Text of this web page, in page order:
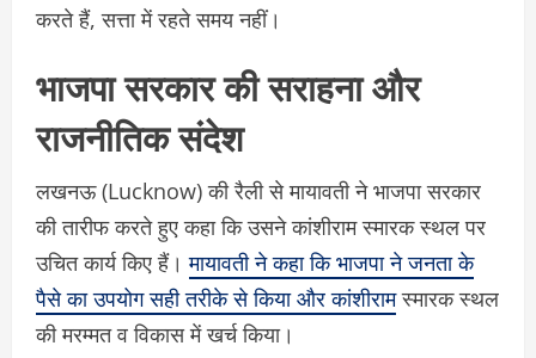
करते हैं, सत्ता में रहते समय नहीं।
भाजपा सरकार की सराहना और
राजनीतिक संदेश
लखनऊ (Lucknow) की रैली से मायावती ने भाजपा सरकार
की तारीफ करते हुए कहा कि उसने कांशीराम स्मारक स्थल पर
उचित कार्य किए हैं।मायावती ने कहा कि भाजपा ने जनता के
पैसे का उपयोग सही तरीके से किया और कांशीरामस्मारक स्थल
की मरम्मत व विकास में खर्च किया।